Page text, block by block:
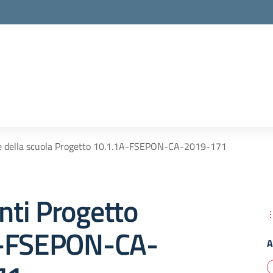
della scuola Progetto 10.1.1A-FSEPON-CA-2019-171
Progetto
CA-